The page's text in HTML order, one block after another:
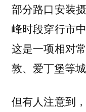
部分路口安装
峰时段穿行市
这是一项相对
敦、爱丁堡等
但有人注意到